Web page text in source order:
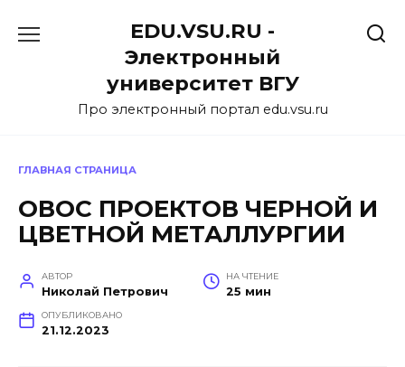
EDU.VSU.RU -
Электронный
университет ВГУ
Про электронный портал edu.vsu.ru
ГЛАВНАЯ СТРАНИЦА
ОВОС ПРОЕКТОВ ЧЕРНОЙ И
ЦВЕТНОЙ МЕТАЛЛУРГИИ
АВТОР
Николай Петрович
НА ЧТЕНИЕ
25 мин
ОПУБЛИКОВАНО
21.12.2023